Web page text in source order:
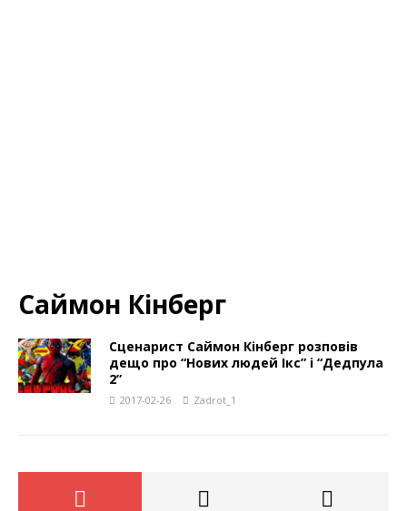
Саймон Кінберг
Сценарист Саймон Кінберг розповів
дещо про “Нових людей Ікс” і “Дедпула
2”
2017-02-26 Zadrot_1